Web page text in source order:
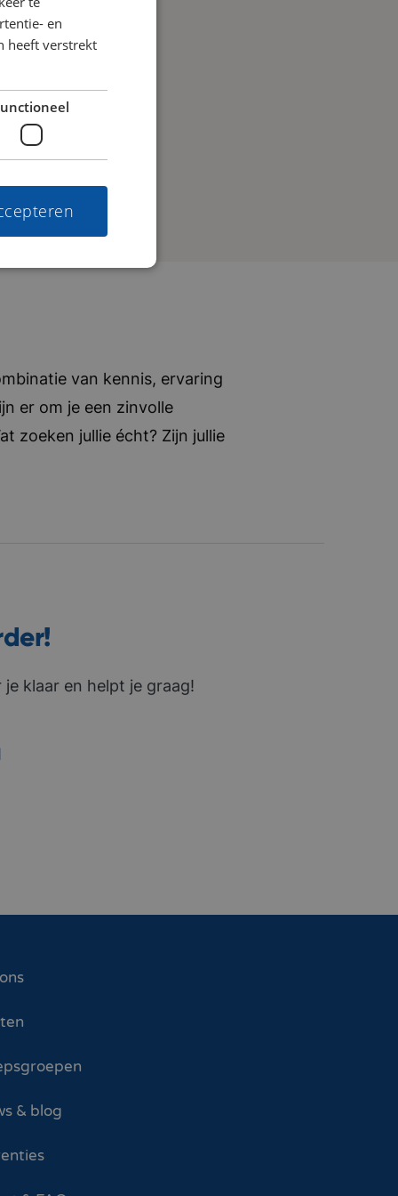
van kennis, ervaring
er om je een zinvolle
zoeken jullie écht? Zijn jullie
klaar en helpt je graag!
& blog
en
heeft verstrekt